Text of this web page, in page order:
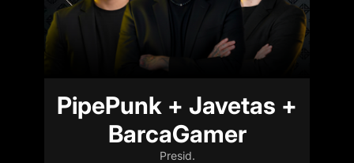
PipePunk + Javetas +
BarcaGamer
Presid.